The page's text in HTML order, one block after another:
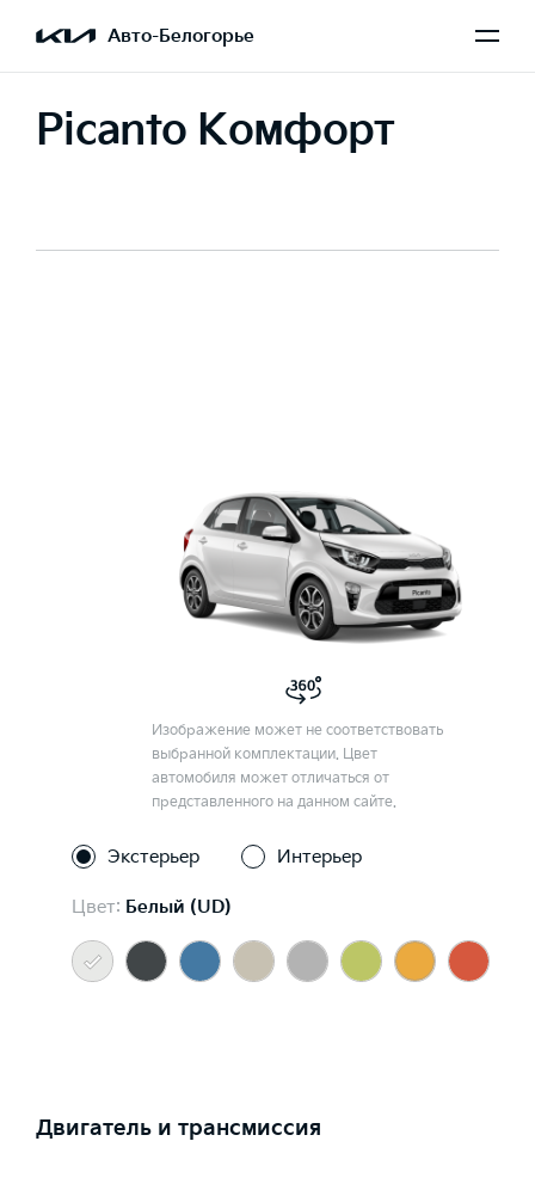
Авто-Белогорье
Picanto Комфорт
Изображение может не соответствовать
выбранной комплектации. Цвет
автомобиля может отличаться от
представленного на данном сайте.
Экстерьер Интерьер
Цвет: Белый (UD)
Двигатель и трансмиссия